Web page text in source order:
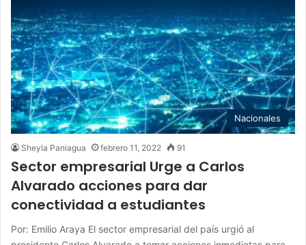
Nacionales
Sheyla Paniagua febrero 11, 2022 91
Sector empresarial Urge a Carlos
Alvarado acciones para dar
conectividad a estudiantes
Por: Emilio Araya El sector empresarial del país urgió al